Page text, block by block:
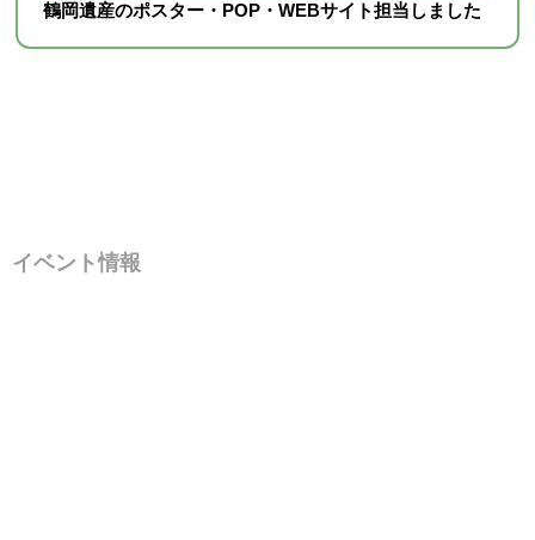
鶴岡遺産のポスター・POP・WEBサイト担当しました
イベント情報